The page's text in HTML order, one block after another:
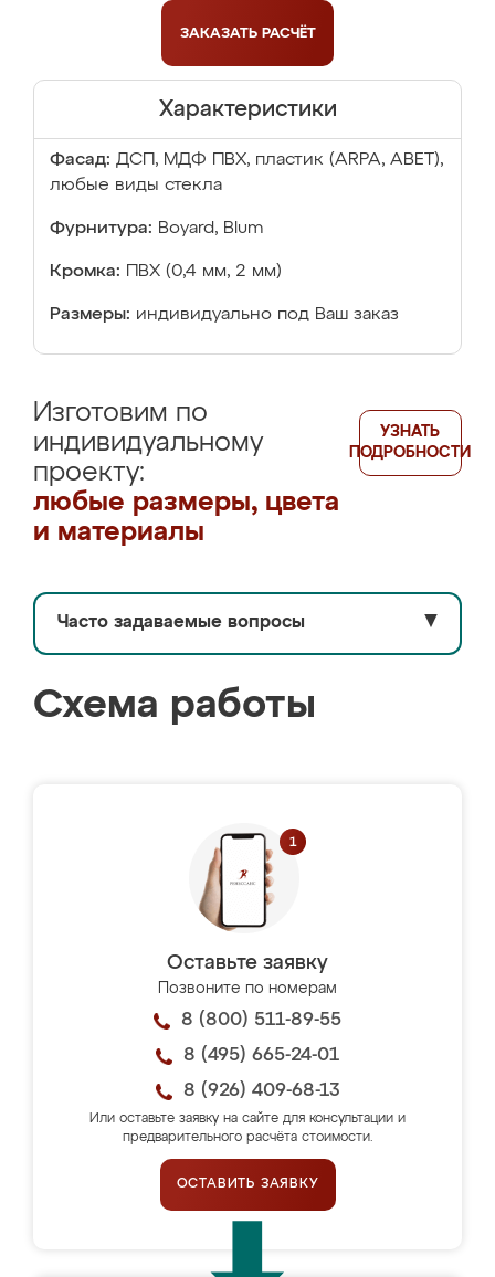
ЗАКАЗАТЬ РАСЧЁТ
Характеристики
Фасад: ДСП, МДФ ПВХ, пластик (ARPA, ABET),
любые виды стекла
Фурнитура: Boyard, Blum
Кромка: ПВХ (0,4 мм, 2 мм)
Размеры: индивидуально под Ваш заказ
Изготовим по
индивидуальному
проекту:
любые размеры, цвета
и материалы
УЗНАТЬ
ПОДРОБНОСТИ
Часто задаваемые вопросы ▼
Схема работы
Оставьте заявку
Позвоните по номерам
8 (800) 511-89-55
8 (495) 665-24-01
8 (926) 409-68-13
Или оставьте заявку на сайте для консультации и
предварительного расчёта стоимости.
ОСТАВИТЬ ЗАЯВКУ